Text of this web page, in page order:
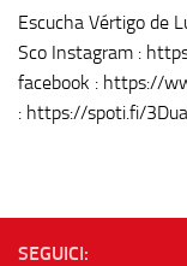
Escucha Vértigo de
Sco Instagram :
facebook : https://
: https://spoti.fi/
SEGUICI: